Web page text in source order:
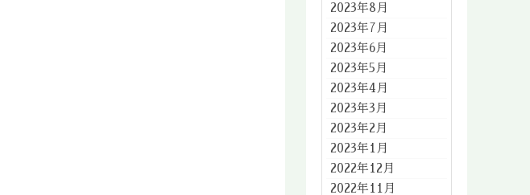
2023年8月
2023年7月
2023年6月
2023年5月
2023年4月
2023年3月
2023年2月
2023年1月
2022年12月
2022年11月